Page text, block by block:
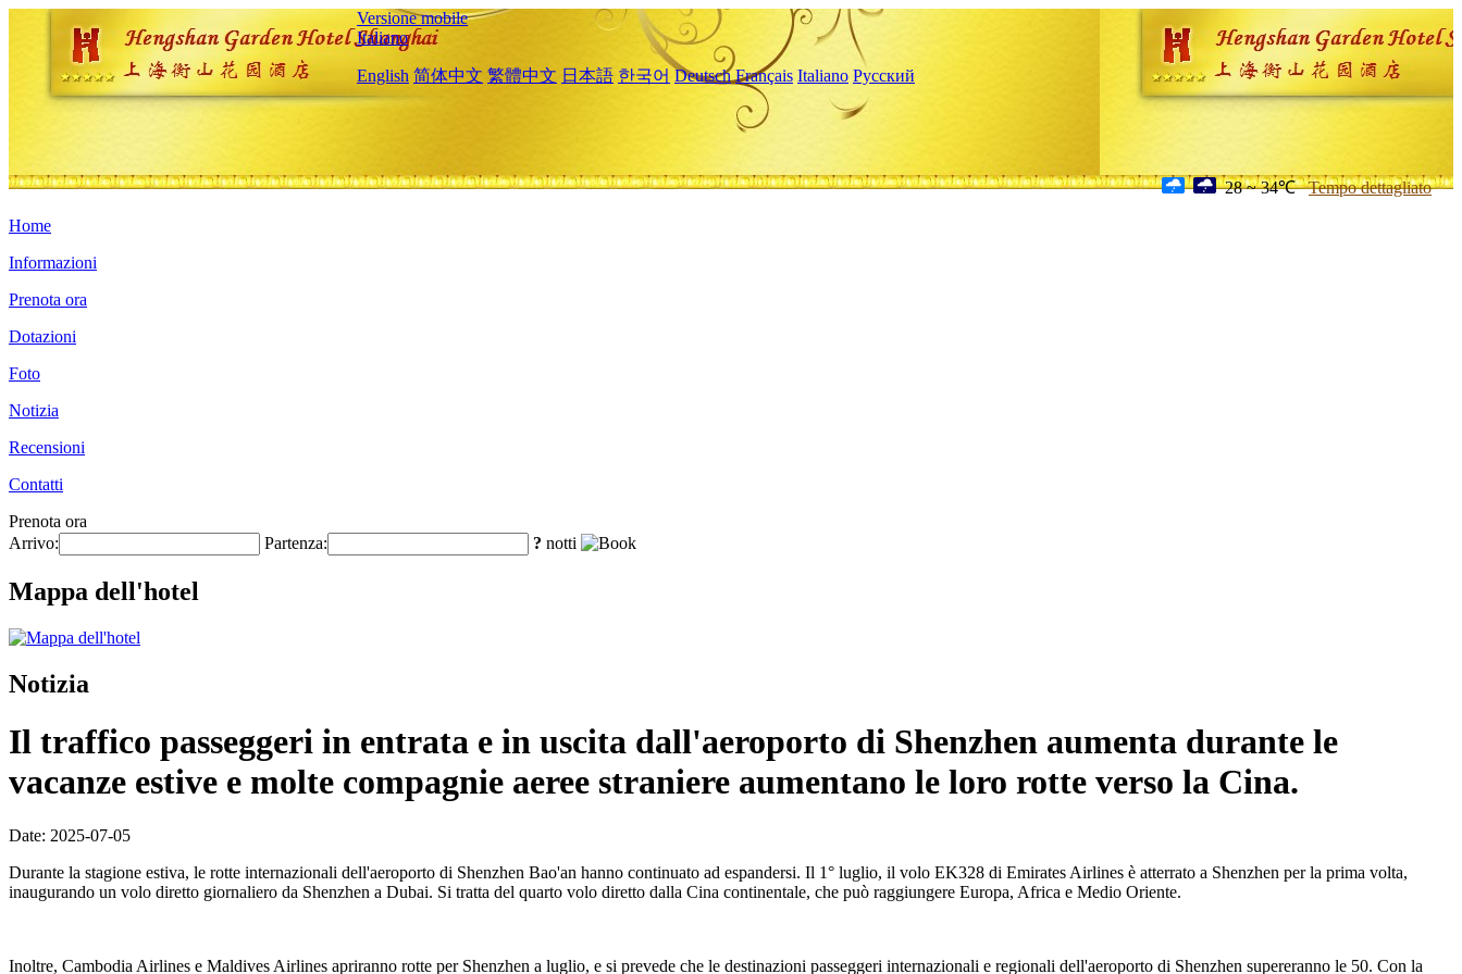
Versione mobile
Italiano
English 简体中文 繁體中文 日本語 한국어 Deutsch Français Italiano Русский
28 ~ 34℃ Tempo dettagliato
Home
Informazioni
Prenota ora
Dotazioni
Foto
Notizia
Recensioni
Contatti
Prenota ora
Arrivo:
Partenza: ? notti
Mappa dell'hotel
Notizia
Il traffico passeggeri in entrata e in uscita dall'aeroporto di Shenzhen aumenta durante le
vacanze estive e molte compagnie aeree straniere aumentano le loro rotte verso la Cina.
Date: 2025-07-05
Durante la stagione estiva, le rotte internazionali dell'aeroporto di Shenzhen Bao'an hanno continuato ad espandersi. Il 1° luglio, il volo EK328 di Emirates Airlines è atterrato a Shenzhen per la prima volta,
inaugurando un volo diretto giornaliero da Shenzhen a Dubai. Si tratta del quarto volo diretto dalla Cina continentale, che può raggiungere Europa, Africa e Medio Oriente.
Inoltre, Cambodia Airlines e Maldives Airlines apriranno rotte per Shenzhen a luglio, e si prevede che le destinazioni passeggeri internazionali e regionali dell'aeroporto di Shenzhen supereranno le 50. Con la